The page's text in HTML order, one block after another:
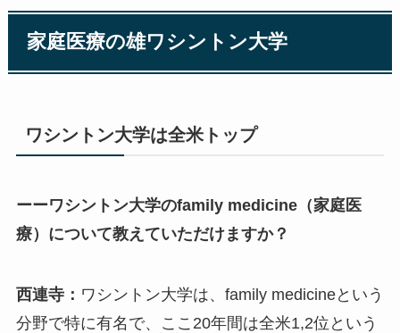
家庭医療の雄ワシントン大学
ワシントン大学は全米トップ
ーーワシントン大学のfamily medicine（家庭医
療） について教えていただけますか？
西連寺： ワシントン大学は、family medicineという
分野で特に有名で、ここ20年間は全米1,2位という